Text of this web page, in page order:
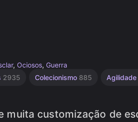
, Ociosos, Guerra
2935 Colecionismo 885 Agilidade
muita customização de